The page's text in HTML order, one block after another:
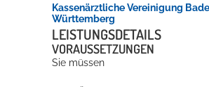
Kassenärztliche Vereinigung
Württemberg
LEISTUNGSDETAILS
VORAUSSETZUNGEN
Sie müssen